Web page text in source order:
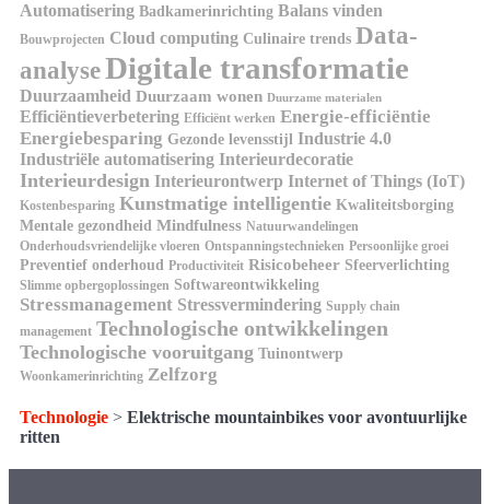
Automatisering Badkamerinrichting Balans vinden
Bouwprojecten Cloud computing Culinaire trends Data-
analyseDigitale transformatie
Duurzaamheid Duurzaam wonen Duurzame materialen
Efficiëntieverbetering Efficiënt werken Energie-efficiëntie
Energiebesparing Gezonde levensstijl Industrie 4.0
Industriële automatisering Interieurdecoratie
Interieurdesign Interieurontwerp Internet of Things (IoT)
Kostenbesparing Kunstmatige intelligentie Kwaliteitsborging
Mentale gezondheid Mindfulness Natuurwandelingen
Onderhoudsvriendelijke vloeren Ontspanningstechnieken Persoonlijke groei
Preventief onderhoud Productiviteit Risicobeheer Sfeerverlichting
Slimme opbergoplossingen Softwareontwikkeling
Stressmanagement Stressvermindering Supply chain
management Technologische ontwikkelingen
Technologische vooruitgang Tuinontwerp
Woonkamerinrichting Zelfzorg
Technologie > Elektrische mountainbikes voor avontuurlijke
ritten